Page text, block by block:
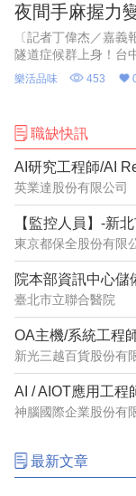
夜間手麻握力
〔記者丁偉杰／嘉
隧道症候群上身！台
隧道症候群典型症狀
顯，嚴重者甚至可能
樂活品味 453
職缺快訊
AI研究工程師/AI
英業達股份有限公司
【監控人員】-新
東京都保全股份有限
臺北市立聯合醫院
OA主機/系統工程
新光三越百貨股份有
AI / AIOT應用工程
神腦國際企業股份有
最新文章